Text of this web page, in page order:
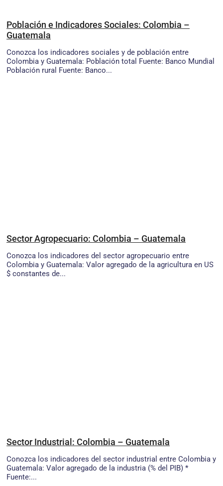
Población e Indicadores Sociales: Colombia –
Guatemala
Conozca los indicadores sociales y de población entre
Colombia y Guatemala: Población total Fuente: Banco Mundial
Población rural Fuente: Banco...
Sector Agropecuario: Colombia – Guatemala
Conozca los indicadores del sector agropecuario entre
Colombia y Guatemala: Valor agregado de la agricultura en US
$ constantes de...
Sector Industrial: Colombia – Guatemala
Conozca los indicadores del sector industrial entre Colombia y
Guatemala: Valor agregado de la industria (% del PIB) *
Fuente:...